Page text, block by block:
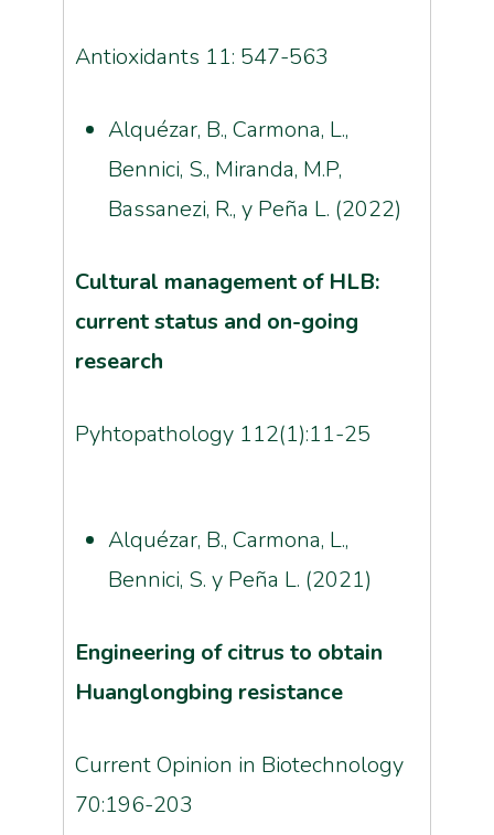
Antioxidants 11: 547-563
Alquézar, B., Carmona, L.,
Bennici, S., Miranda, M.P,
Bassanezi, R., y Peña L. (2022)
Cultural management of HLB:
current status and on-going
research
Pyhtopathology 112(1):11-25
Alquézar, B., Carmona, L.,
Bennici, S. y Peña L. (2021)
Engineering of citrus to obtain
Huanglongbing resistance
Current Opinion in Biotechnology
70:196-203